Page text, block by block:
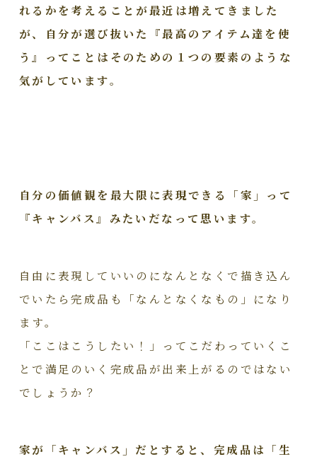
れるかを考えることが最近は増えてきました
が、自分が選び抜いた『最高のアイテム達を使
う』ってことはそのための１つの要素のような
気がしています。
自分の価値観を最大限に表現できる「家」って
『キャンバス』みたいだなって思います。
自由に表現していいのになんとなくで描き込ん
でいたら完成品も「なんとなくなもの」になり
ます。
「ここはこうしたい！」ってこだわっていくこ
とで満足のいく完成品が出来上がるのではない
でしょうか？
家が「キャンバス」だとすると、完成品は「生